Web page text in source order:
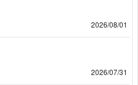
2026/08/01
2026/07/31